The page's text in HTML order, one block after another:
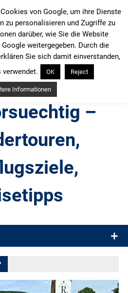
–
Ein Blog für alle, die gern
von Google, um ihre Dienste
zu personalisieren und Zugriffe zu
darüber, wie Sie die Website
weitergegeben. Durch die
Sie sich damit einverstanden,
OK Reject
Informationen